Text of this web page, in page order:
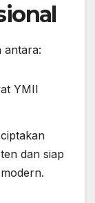
antara:
YMII
dan siap